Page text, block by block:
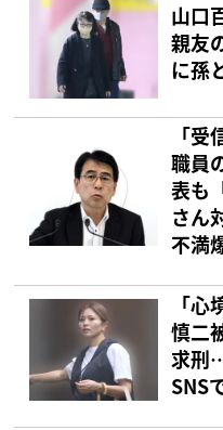
山口
親友
に孫
「
職員
表も
さん
不満
「
慎二
求刑
SNS